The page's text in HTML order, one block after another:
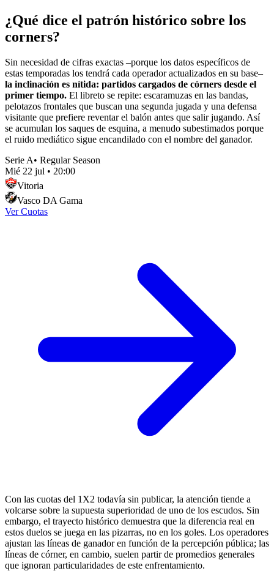
¿Qué dice el patrón histórico sobre los
corners?
Sin necesidad de cifras exactas –porque los datos específicos de
estas temporadas los tendrá cada operador actualizados en su base–
la inclinación es nítida: partidos cargados de córners desde el
primer tiempo. El libreto se repite: escaramuzas en las bandas,
pelotazos frontales que buscan una segunda jugada y una defensa
visitante que prefiere reventar el balón antes que salir jugando. Así
se acumulan los saques de esquina, a menudo subestimados porque
el ruido mediático sigue encandilado con el nombre del ganador.
Serie A• Regular Season
Mié 22 jul • 20:00
Vitoria
Vasco DA Gama
Ver Cuotas
Con las cuotas del 1X2 todavía sin publicar, la atención tiende a
volcarse sobre la supuesta superioridad de uno de los escudos. Sin
embargo, el trayecto histórico demuestra que la diferencia real en
estos duelos se juega en las pizarras, no en los goles. Los operadores
ajustan las líneas de ganador en función de la percepción pública; las
líneas de córner, en cambio, suelen partir de promedios generales
que ignoran particularidades de este enfrentamiento.